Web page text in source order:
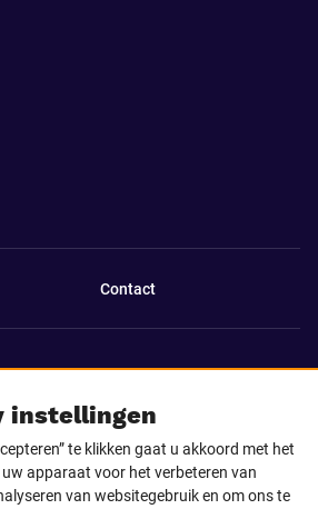
instellingen
te klikken gaat u akkoord met het
apparaat voor het verbeteren van
van websitegebruik en om ons te
Contact
TikTok